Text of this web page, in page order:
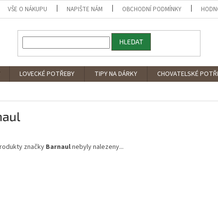
VŠE O NÁKUPU NAPIŠTE NÁM OBCHODNÍ PODMÍNKY
HLEDAT
LOVECKÉ POTŘEBY TIPY NA DÁRKY CHOVATELSKÉ
značky Barnaulnebyly nalezeny...